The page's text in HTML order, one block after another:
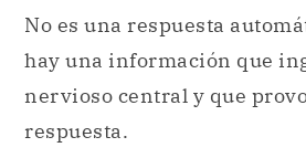
No es una respuesta
hay una información que
nervioso central y que
respuesta.